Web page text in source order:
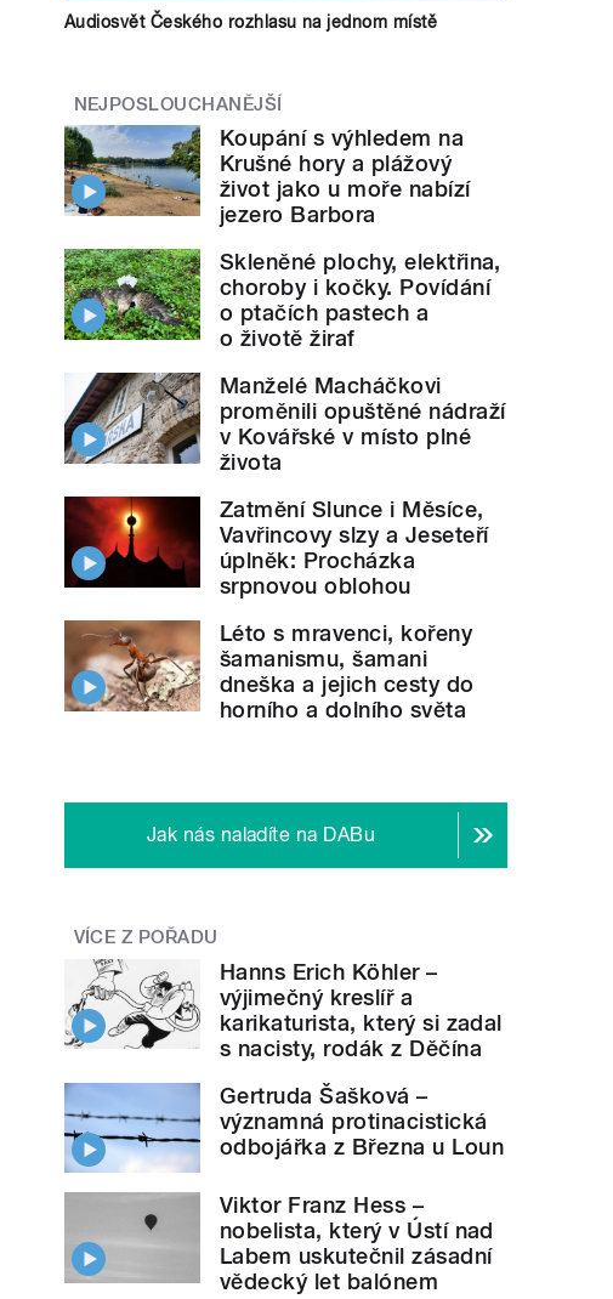
Audiosvět Českého rozhlasu na jednom místě
NEJPOSLOUCHANĚJŠÍ
Koupání s výhledem na
Krušné hory a plážový
život jako u moře nabízí
jezero Barbora
Skleněné plochy, elektřina,
choroby i kočky. Povídání
o ptačích pastech a
o životě žiraf
Manželé Macháčkovi
proměnili opuštěné nádraží
v Kovářské v místo plné
života
Zatmění Slunce i Měsíce,
Vavřincovy slzy a Jeseteří
úplněk: Procházka
srpnovou oblohou
Léto s mravenci, kořeny
šamanismu, šamani
dneška a jejich cesty do
horního a dolního světa
Jak nás naladíte na DABu
VÍCE Z POŘADU
Hanns Erich Köhler –
výjimečný kreslíř a
karikaturista, který si zadal
s nacisty, rodák z Děčína
Gertruda Šašková –
významná protinacistická
odbojářka z Března u Loun
Viktor Franz Hess –
nobelista, který v Ústí nad
Labem uskutečnil zásadní
vědecký let balónem